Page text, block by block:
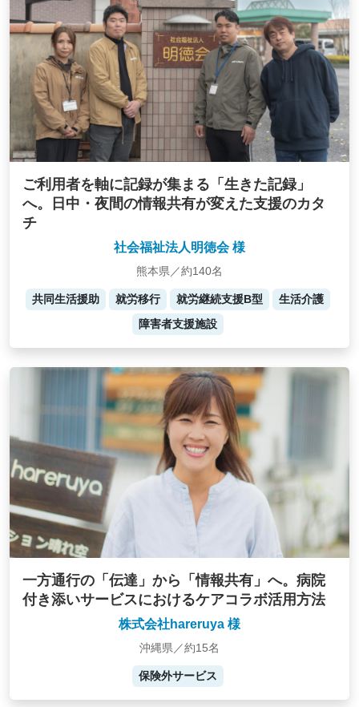
ご利用者を軸に記録が集まる「生きた記録」
へ。日中・夜間の情報共有が変えた支援のカタ
チ
社会福祉法人明徳会 様
熊本県／約140名
共同生活援助 就労移行 就労継続支援B型
生活介護
障害者支援施設
一方通行の「伝達」から「情報共有」へ。病院
付き添いサービスにおけるケアコラボ活用方法
株式会社hareruya 様
沖縄県／約15名
保険外サービス